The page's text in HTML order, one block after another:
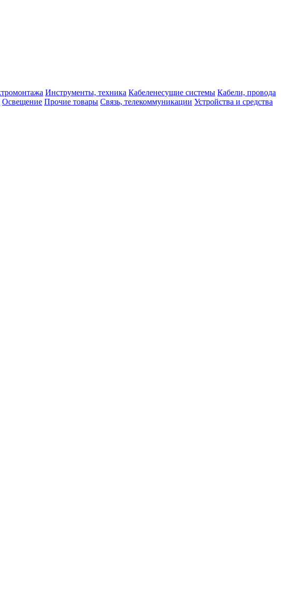
Инструменты, техника Кабеленесущие системы Кабели, провода
Освещение Прочие товары Связь, телекоммуникации Устройства и средства